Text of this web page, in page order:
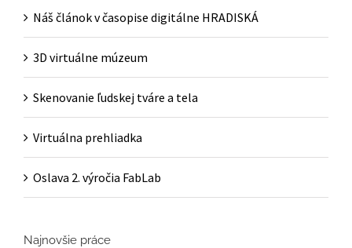
Náš článok v časopise digitálne HRADISKÁ
3D virtuálne múzeum
Skenovanie ľudskej tváre a tela
Virtuálna prehliadka
Oslava 2. výročia FabLab
Najnovšie práce